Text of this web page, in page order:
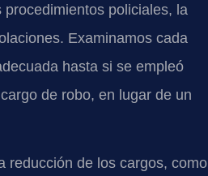
policiales, la
Examinamos cada
hasta si se empleó
de robo, en lugar de un
reducción de los cargos, como